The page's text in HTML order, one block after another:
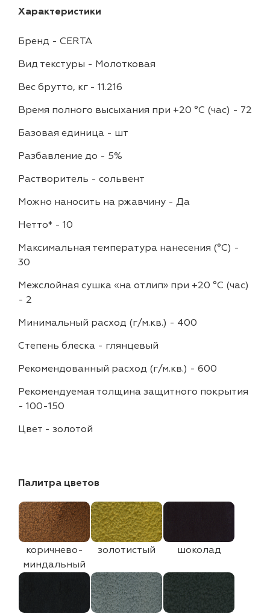
Характеристики
Бренд - CERTA
Вид текстуры - Молотковая
Вес брутто, кг - 11.216
Время полного высыхания при +20 °С (час) - 72
Базовая единица - шт
Разбавление до - 5%
Растворитель - сольвент
Можно наносить на ржавчину - Да
Нетто* - 10
Максимальная температура нанесения (°С) -
30
Межслойная сушка «на отлип» при +20 °С (час)
- 2
Минимальный расход (г/м.кв.) - 400
Степень блеска - глянцевый
Рекомендованный расход (г/м.кв.) - 600
Рекомендуемая толщина защитного покрытия
- 100-150
Цвет - золотой
Палитра цветов
коричнево-
миндальный
золотистый шоколад